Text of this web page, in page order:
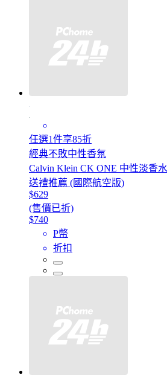
任選1件享85折
經典不敗中性香氛
Calvin Klein CK ONE 中性淡香
送禮推薦 (國際航空版)
$629
(售價已折)
$740
P幣
折扣